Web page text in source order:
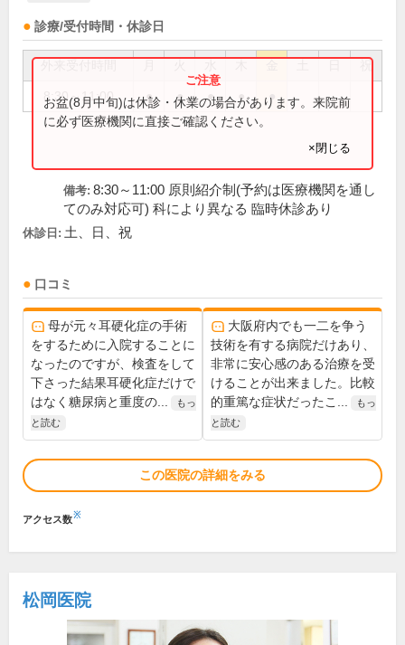
診療/受付時間・休診日
祝
8:30～11:00 ● ● ● ● ●
お盆(8月中旬)は休診・休業の場合があります。来院前
に必ず医療機関に直接ご確認ください。
×閉じる
備考: 8:30～11:00 原則紹介制(予約は医療機関を通し
てのみ対応可) 科により異なる 臨時休診あり
休診日: 土、日、祝
口コミ
母が元々耳硬化症の手術
をするために入院することに
なったのですが、検査をして
下さった結果耳硬化症だけで
はなく糖尿病と重度の...
もっ
と読む
大阪府内でも一二を争う
技術を有する病院だけあり、
非常に安心感のある治療を受
けることが出来ました。比較
的重篤な症状だったこ...
もっ
と読む
この医院の詳細をみる
アクセス数※
松岡医院